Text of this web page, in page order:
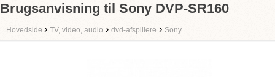
Brugsanvisning til Sony DVP-SR160
Hovedside › TV, video, audio › dvd-afspillere › Sony